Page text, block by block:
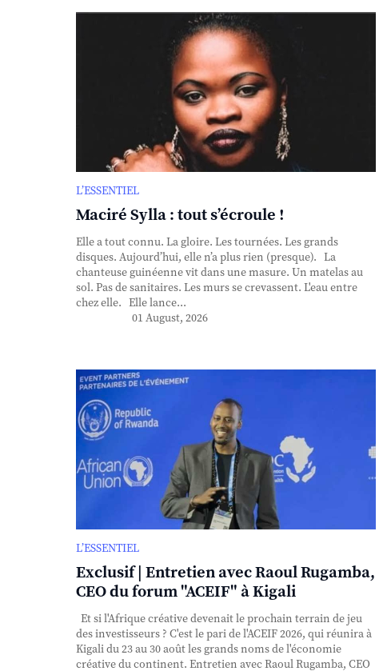
L’ESSENTIEL
Maciré Sylla : tout s’écroule !
Elle a tout connu. La gloire. Les tournées. Les grands
disques. Aujourd’hui, elle n’a plus rien (presque). La
chanteuse guinéenne vit dans une masure. Un matelas au
sol. Pas de sanitaires. Les murs se crevassent. L'eau entre
chez elle. Elle lance...
01 August, 2026
L’ESSENTIEL
Exclusif | Entretien avec Raoul Rugamba,
CEO du forum "ACEIF" à Kigali
Et si l'Afrique créative devenait le prochain terrain de jeu
des investisseurs ? C'est le pari de l'ACEIF 2026, qui réunira à
Kigali du 23 au 30 août les grands noms de l'économie
créative du continent. Entretien avec Raoul Rugamba, CEO